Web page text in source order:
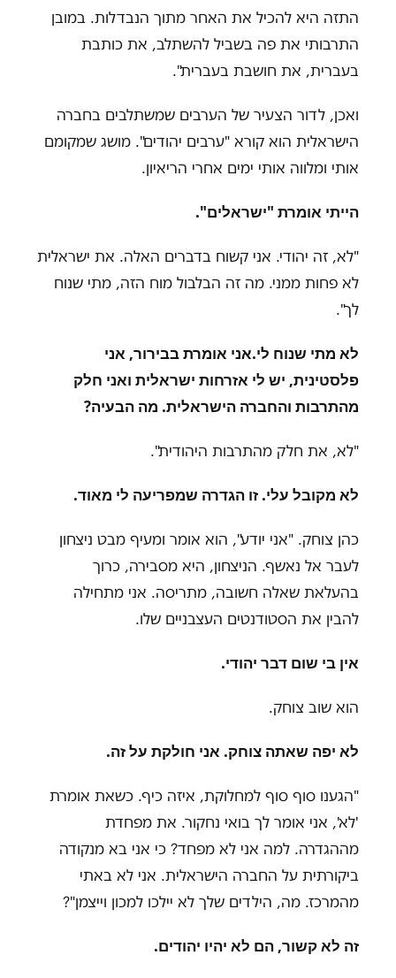
התזה היא להכיל את האחר מתוך הנבדלות. במובן
התרבותי את פה בשביל להשתלב, את כותבת
בעברית, את חושבת בעברית".
ואכן, לדור הצעיר של הערבים שמשתלבים בחברה
הישראלית הוא קורא "ערבים יהודים". מושג שמקומם
אותי ומלווה אותי ימים אחרי הריאיון.
הייתי אומרת "ישראלים"
.
"לא, זה יהודי. אני קשוח בדברים האלה. את ישראלית
לא פחות ממני. מה זה הבלבול מוח הזה, מתי שנוח
לך."
לא מתי שנוח לי.אני אומרת בבירור, אני
פלסטינית, יש לי אזרחות ישראלית ואני חלק
מהתרבות והחברה הישראלית. מה הבעיה?
"לא, את חלק מהתרבות היהודית".
לא מקובל עלי. זו הגדרה שמפריעה לי מאוד.
כהן צוחק. "אני יודע", הוא אומר ומעיף מבט ניצחון
לעבר אל נאשף. הניצחון, היא מסבירה, כרוך
בהעלאת שאלה חשובה, מתריסה. אני מתחילה
להבין את הסטודנטים העצבניים שלו.
אין בי שום דבר יהודי.
הוא שוב צוחק.
לא יפה שאתה צוחק. אני חולקת על זה.
"הגענו סוף סוף למחלוקת, איזה כיף. כשאת אומרת
'לא', אני אומר לך בואי נחקור. את מפחדת
מההגדרה. למה אני לא מפחד? כי אני בא מנקודה
ביקורתית על החברה הישראלית. אני לא באתי
מהמרכז. מה, הילדים שלך לא יילכו למכון וייצמן?"
זה לא קשור, הם לא יהיו יהודים.